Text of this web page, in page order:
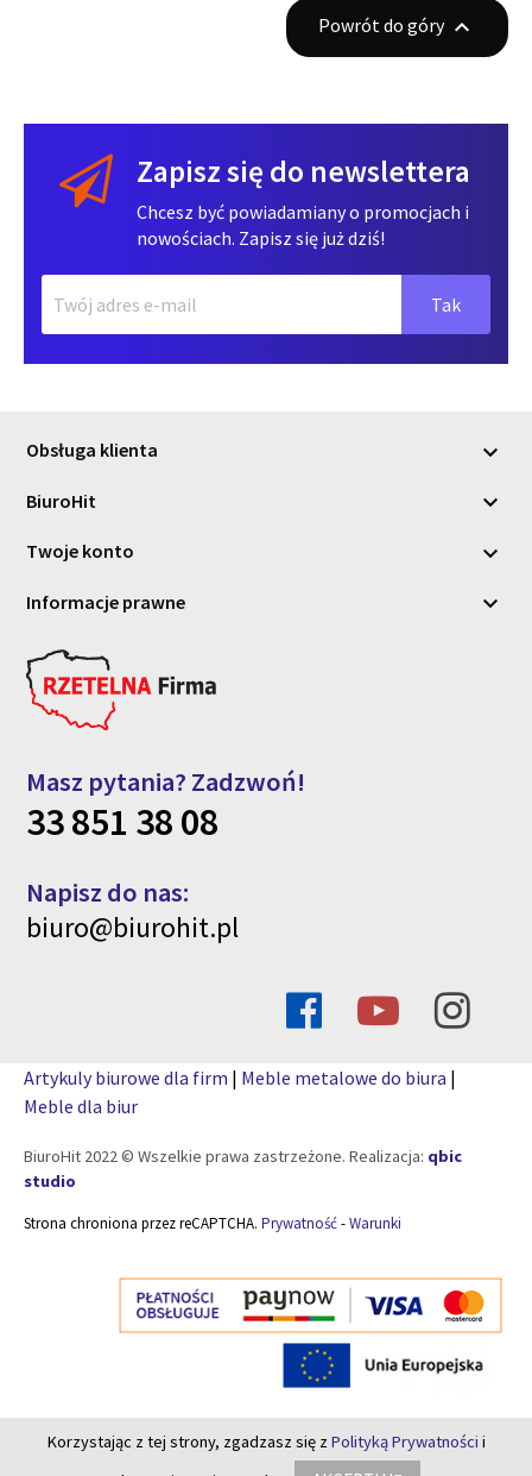
Powrót do góry 
Zapisz się do newslettera
Chcesz być powiadamiany o promocjach i
nowościach. Zapisz się już dziś!
Obsługa klienta 
BiuroHit 
Twoje konto 
Informacje prawne 
Masz pytania? Zadzwoń!
33 851 38 08
Napisz do nas:
biuro@biurohit.pl
Artykuly biurowe dla firm | Meble metalowe do biura |
Meble dla biur
BiuroHit 2022 © Wszelkie prawa zastrzeżone. Realizacja: qbic
studio
Strona chroniona przez reCAPTCHA. Prywatność-Warunki
Korzystając z tej strony, zgadzasz się zPolityką Prywatności i